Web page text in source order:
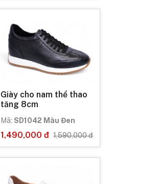
Giày cho nam thể thao
tăng 8cm
Mã: SD1042 Màu Đen
1,490,000 đ 1,590,000 đ